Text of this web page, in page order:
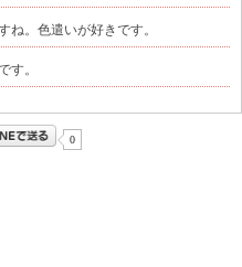
ね。色遣いが好きです。
す。
0